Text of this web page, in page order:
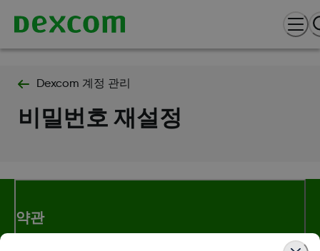
Dexcom 계정 관리
비밀번호 재설정
약관